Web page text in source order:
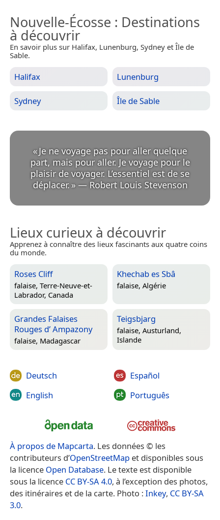
Nouvelle-Écosse : Destinations
à découvrir
En savoir plus sur Halifax, Lunenburg, Sydney et Île de
Sable.
Halifax Lunenburg
Sydney Île de Sable
«Je ne voyage pas pour aller quelque
part, mais pour aller. Je voyage pour le
plaisir de voyager. L’essentiel est de se
déplacer. » — Robert Louis Stevenson
Lieux curieux à découvrir
Apprenez à connaître des lieux fascinants aux quatre coins
du monde.
Roses Cliff
falaise, Terre-Neuve-et-
Labrador, Canada
Khechab es Sbâ
falaise, Algérie
Grandes Falaises
Rouges d’ Ampazony
falaise, Madagascar
Teigsbjarg
falaise, Austurland,
Islande
Deutsch
English
Español
Português
À propos de Mapcarta. Les données © les
contributeurs d’OpenStreetMap et disponibles sous
la licence Open Database. Le texte est disponible
sous la licence CC BY-SA 4.0, à l’exception des photos,
des itinéraires et de la carte. Photo :Inkey, CC BY-SA
3.0.